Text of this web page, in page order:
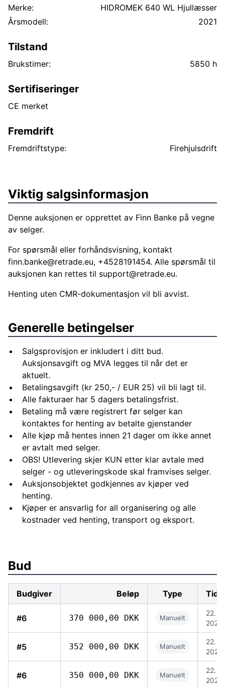
Merke:
HIDROMEK 640 WL Hjullæsser
Årsmodell:
2021
Tilstand
Brukstimer: 5850 h
Sertifiseringer
CE merket
Fremdrift
Fremdriftstype: Firehjulsdrift
Viktig salgsinformasjon
Denne auksjonen er opprettet av Finn Banke på vegne
av selger.
For spørsmål eller forhåndsvisning, kontakt
finn.banke@retrade.eu, +4528191454. Alle spørsmål til
auksjonen kan rettes til support@retrade.eu.
Henting uten CMR-dokumentasjon vil bli avvist.
Generelle betingelser
Salgsprovisjon er inkludert i ditt bud.
Auksjonsavgift og MVA legges til når det er
aktuelt.
Betalingsavgift (kr 250,- / EUR 25) vil bli lagt til.
Alle fakturaer har 5 dagers betalingsfrist.
Betaling må være registrert før selger kan
kontaktes for henting av betalte gjenstander
Alle kjøp må hentes innen 21 dager om ikke annet
er avtalt med selger.
OBS! Utlevering skjer KUN etter klar avtale med
selger - og utleveringskode skal framvises selger.
Auksjonsobjektet godkjennes av kjøper ved
henting.
Kjøper er ansvarlig for all organisering og alle
kostnader ved henting, transport og eksport.
Bud
Budgiver Beløp Type
#6 370 000,00 DKK Manuelt
22.
#5 352 000,00 DKK Manuelt
22.
#6 350 000,00 DKK Manuelt
22.